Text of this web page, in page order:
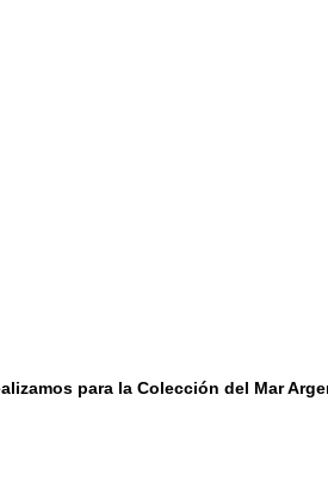
para la Colección del Mar